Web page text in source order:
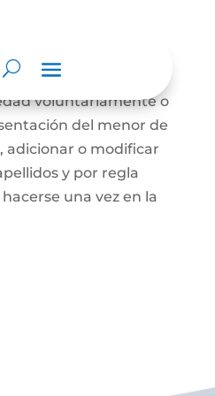
lo podrá hacer la
voluntariamente o
del menor de
adicionar o modificar
y por regla
una vez en la